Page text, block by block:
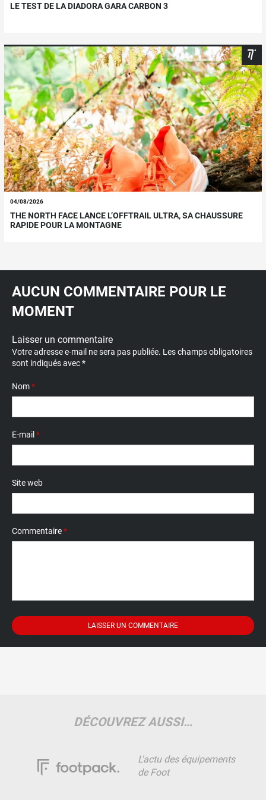
LE TEST DE LA DIADORA GARA CARBON 3
04/08/2026
THE NORTH FACE LANCE L’OFFTRAIL ULTRA, SA CHAUSSURE
RAPIDE POUR LA MONTAGNE
AUCUN COMMENTAIRE POUR LE
MOMENT
Laisser un commentaire
Votre adresse e-mail ne sera pas publiée. Les champs obligatoires
sont indiqués avec*
Nom*
E-mail *
Site web
Commentaire*
DÉCOUVREZ AUSSI…
L'actu des équipements
de Foot